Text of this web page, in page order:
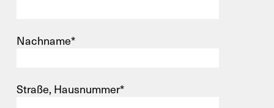
Nachname*
Straße, Hausnummer*